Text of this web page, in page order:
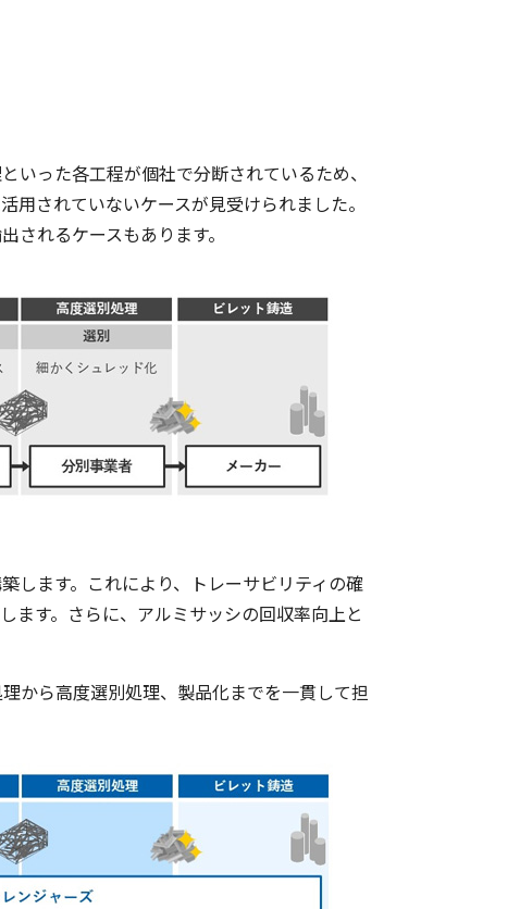
った各工程が個社で分断されているため、
されていないケースが見受けられました。
れるケースもあります。
します。これにより、トレーサビリティの確
ます。さらに、アルミサッシの回収率向上と
から高度選別処理、製品化までを一貫して担